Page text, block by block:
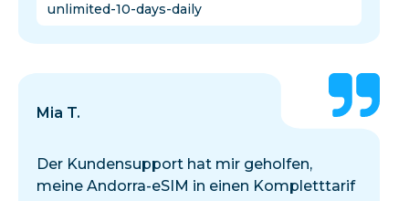
unlimited-10-days-daily
Mia T.
Der Kundensupport hat mir geholfen,
meine Andorra-eSIM in einen Kompletttarif